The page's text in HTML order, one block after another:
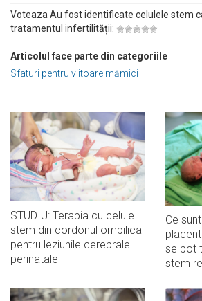
Voteaza Au fost identificate celulele stem
tratamentul infertilității:
Articolul face parte din categoriile
Sfaturi pentru viitoare mămici
STUDIU: Terapia cu celule
stem din cordonul ombilical
pentru leziunile cerebrale
perinatale
Ce
se pot
stem